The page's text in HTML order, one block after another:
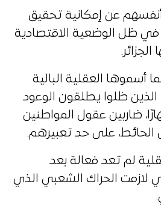
عن إمكانية تحقيق
في ظل الوضعية الاقتصادية
أسموها العقلية البالية
الذين ظلوا يطلقون الوعود
ضاربين عقول المواطنين
على حد تعبيرهم.
لم تعد فعالة بعد
لازمت الحراك الشعبي الذي